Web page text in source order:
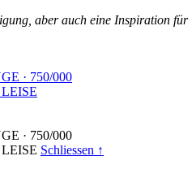
aber auch eine Inspiration für
· 750/000
LEISE
· 750/000
LEISE Schliessen ↑